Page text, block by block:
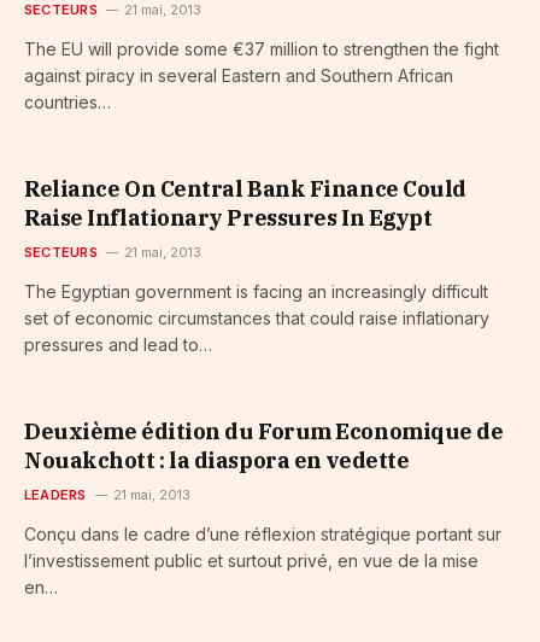
SECTEURS 21 mai, 2013
The EU will provide some €37 million to strengthen the fight
against piracy in several Eastern and Southern African
countries…
Reliance On Central Bank Finance Could
Raise Inflationary Pressures In Egypt
SECTEURS 21 mai, 2013
The Egyptian government is facing an increasingly difficult
set of economic circumstances that could raise inflationary
pressures and lead to…
Deuxième édition du Forum Economique de
Nouakchott : la diaspora en vedette
LEADERS 21 mai, 2013
Conçu dans le cadre d’une réflexion stratégique portant sur
l’investissement public et surtout privé, en vue de la mise
en…